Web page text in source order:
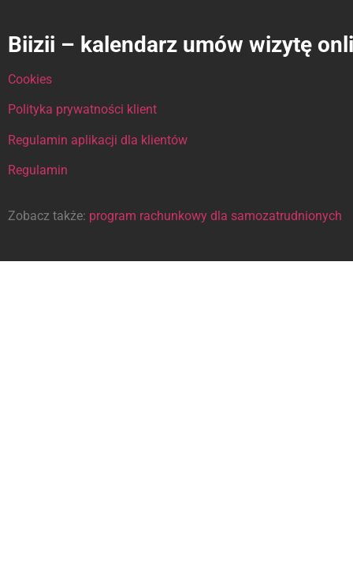
Biizii – kalendarz umów wizytę
Cookies
Polityka prywatności klient
Regulamin aplikacji dla klientów
Regulamin
Zobacz także: program rachunkowy dla samozatrudnionych